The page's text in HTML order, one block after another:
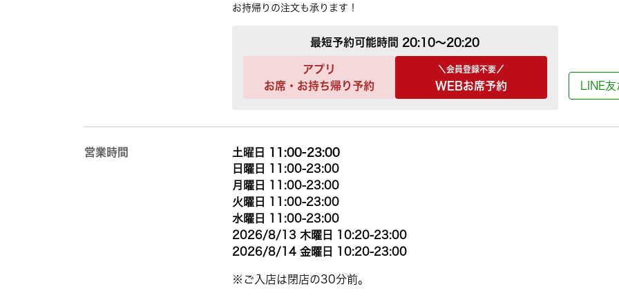
お持帰りの注文も承ります！
最短予約可能時間 20:10～20:20
アプリ
お席・お持ち帰り予約
＼会員登録不要／
WEBお席予約 LINE
営業時間
土曜日 11:00-23:00
日曜日 11:00-23:00
月曜日 11:00-23:00
火曜日 11:00-23:00
水曜日 11:00-23:00
2026/8/13 木曜日 10:20-23:00
2026/8/14 金曜日 10:20-23:00
※ご入店は閉店の30分前。